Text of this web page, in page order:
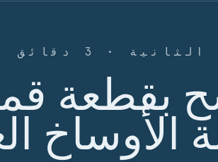
· 3 دقائق
بقطعة
الأوساخ